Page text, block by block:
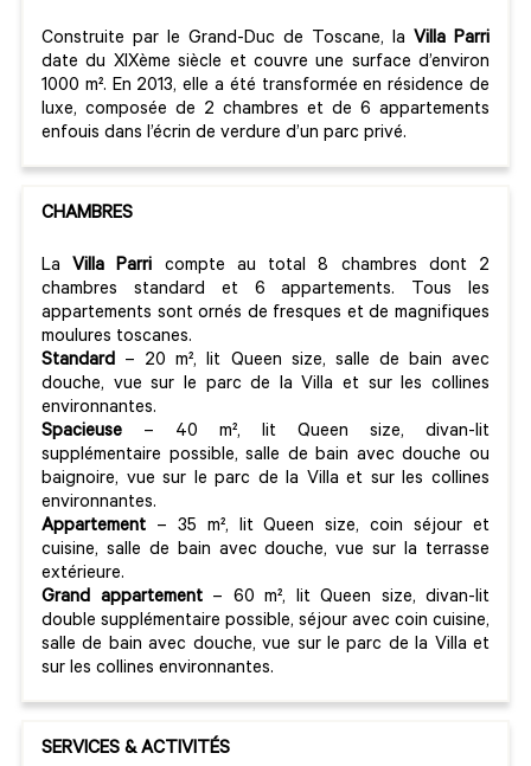
Construite par le Grand-Duc de Toscane, la Villa Parri
date du XIXème siècle et couvre une surface d’environ
1000 m². En 2013, elle a été transformée en résidence de
luxe, composée de 2 chambres et de 6 appartements
enfouis dans l’écrin de verdure d’un parc privé.
CHAMBRES
La Villa Parri compte au total 8 chambres dont 2
chambres standard et 6 appartements. Tous les
appartements sont ornés de fresques et de magnifiques
moulures toscanes.
Standard – 20 m², lit Queen size, salle de bain avec
douche, vue sur le parc de la Villa et sur les collines
environnantes.
Spacieuse – 40 m², lit Queen size, divan-lit
supplémentaire possible, salle de bain avec douche ou
baignoire, vue sur le parc de la Villa et sur les collines
environnantes.
Appartement – 35 m², lit Queen size, coin séjour et
cuisine, salle de bain avec douche, vue sur la terrasse
extérieure.
Grand appartement– 60 m², lit Queen size, divan-lit
double supplémentaire possible, séjour avec coin cuisine,
salle de bain avec douche, vue sur le parc de la Villa et
sur les collines environnantes.
SERVICES & ACTIVITÉS